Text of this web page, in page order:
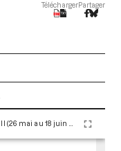
TéléchargerPartager